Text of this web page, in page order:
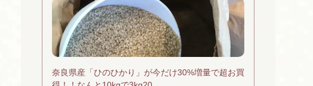
奈良県産「ひのひかり」が今だけ30%増量で超お買